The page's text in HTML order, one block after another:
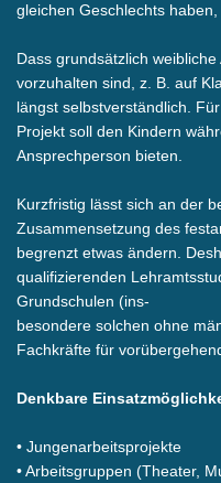
gleichen Geschlechts
Dass grundsätzlich
vorzuhalten sind, z. B. auf
längst selbstverständlich.
Projekt soll den Kindern
Ansprechperson bieten.
Kurzfristig lässt sich an der
Zusammensetzung des
begrenzt etwas ändern.
qualifizierenden
Grundschulen (ins-
besondere solchen ohne
Fachkräfte für
Denkbare
• Jungenarbeitsprojekte
• Arbeitsgruppen (Theater,